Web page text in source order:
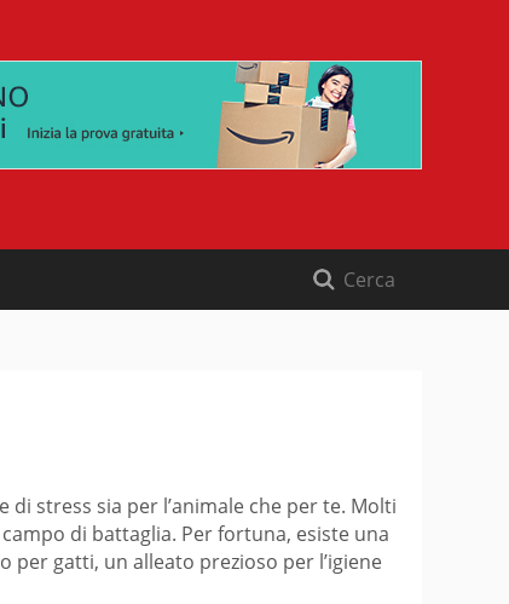
stress sia per l’animale che per te. Molti
di battaglia. Per fortuna, esiste una
gatti, un alleato prezioso per l’igiene